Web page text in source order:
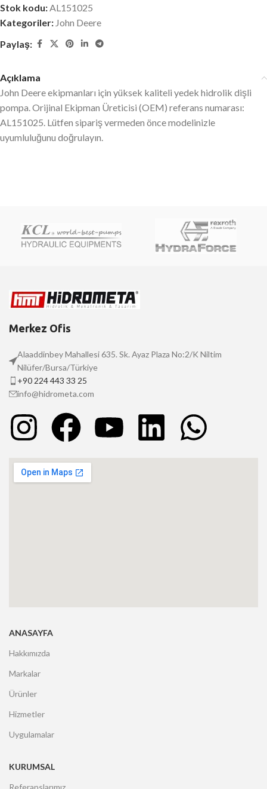
Stok kodu:AL151025
Kategoriler: John Deere
Paylaş:
Açıklama
John Deere ekipmanları için yüksek kaliteli yedek hidrolik dişli
pompa. Orijinal Ekipman Üreticisi (OEM) referans numarası:
AL151025. Lütfen sipariş vermeden önce modelinizle
uyumluluğunu doğrulayın.
Merkez Ofis
Alaaddinbey Mahallesi 635. Sk. Ayaz Plaza No:2/K Niltim
Nilüfer/Bursa/Türkiye
+90 224 443 33 25
info@hidrometa.com
ANASAYFA
Hakkımızda
Markalar
Ürünler
Hizmetler
Uygulamalar
KURUMSAL
Referanslarımız